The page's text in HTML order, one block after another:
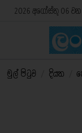
2026 අගෝස්තු 06
මුල් පිටුව දියත